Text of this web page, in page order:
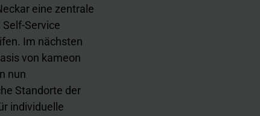
eine zentrale
Service
Im nächsten
von kameon
nun
Standorte der
individuelle